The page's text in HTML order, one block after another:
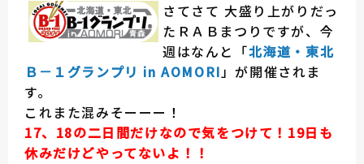
さてさて 大盛り上がりだっ
たＲＡＢまつりですが、今
週はなんと「北海道・東北
Ｂ－１グランプリ in AOMORI」が開催されま
す。
これまた混みそーーー！
17、18の二日間だけなので気をつけて！19日も
休みだけどやってないよ！！